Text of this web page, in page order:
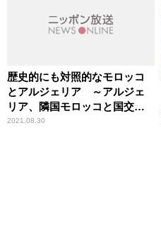
歴史的にも対照的なモロッコ
とアルジェリア ～アルジェ
リア、隣国モロッコと国交断
絶
2021.08.30